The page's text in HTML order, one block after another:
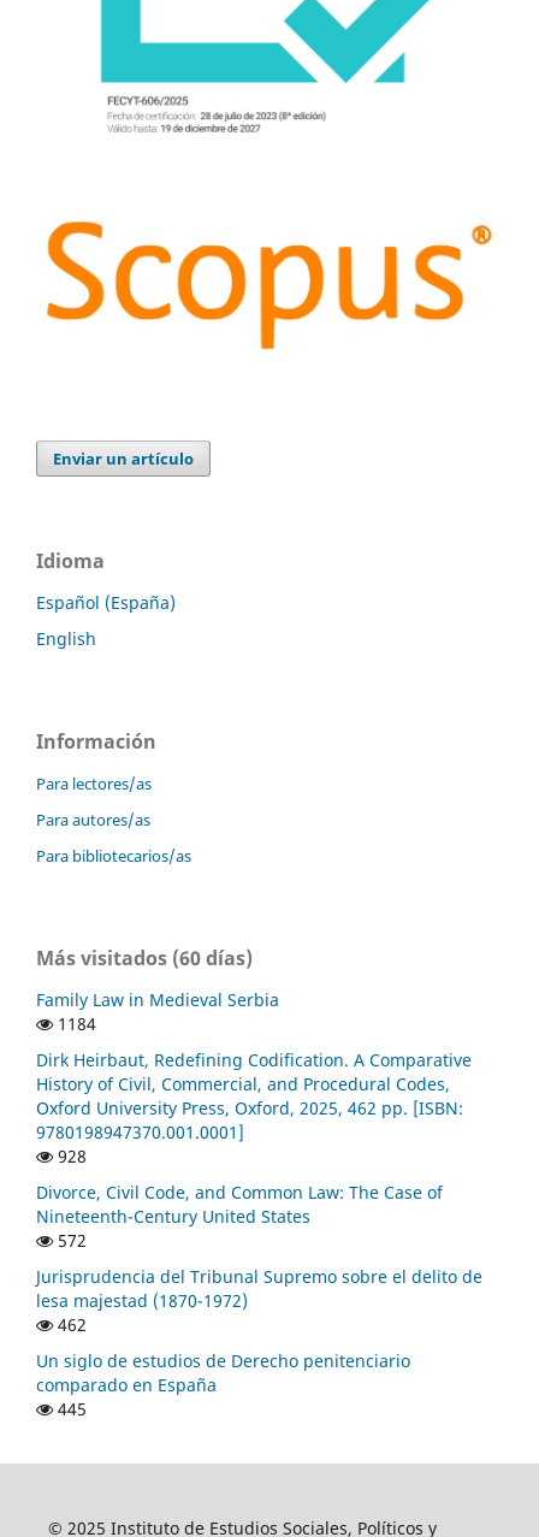
Enviar un artículo
Idioma
Español (España)
English
Información
Para lectores/as
Para autores/as
Para bibliotecarios/as
Más visitados (60 días)
Family Law in Medieval Serbia
1184
Dirk Heirbaut, Redefining Codification. A Comparative
History of Civil, Commercial, and Procedural Codes,
Oxford University Press, Oxford, 2025, 462 pp. [ISBN:
9780198947370.001.0001]
928
Divorce, Civil Code, and Common Law: The Case of
Nineteenth-Century United States
572
Jurisprudencia del Tribunal Supremo sobre el delito de
lesa majestad (1870-1972)
462
Un siglo de estudios de Derecho penitenciario
comparado en España
445
© 2025 Instituto de Estudios Sociales, Políticos y